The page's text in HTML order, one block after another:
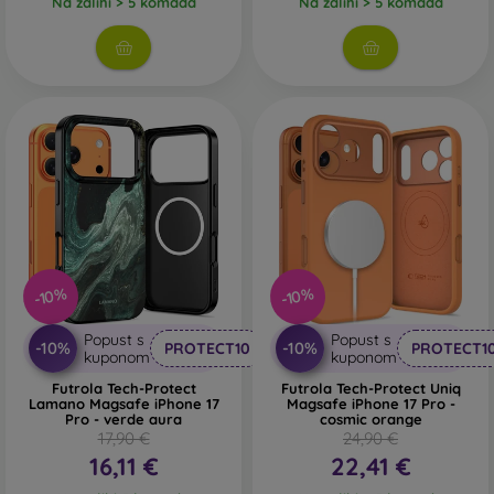
-10%
-10%
Popust s
kuponom
PROTECT10
Futrola Tech-Protect
Lamano Magsafe iPhone 17
Pro - verde aura
17,90 €
16,11 €
-10%
-10%
Popust s
kuponom
Futrola Tech-Protect Uniq
Magsafe iPhone 17 Pro -
cosmic orange
24,90 €
22,41 €